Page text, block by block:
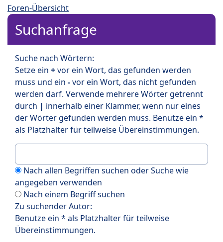
Foren-Übersicht
Suchanfrage
Suche nach Wörtern:
Setze ein +vor ein Wort, das gefunden werden
muss und ein -vor ein Wort, das nicht gefunden
werden darf. Verwende mehrere Wörter getrennt
durch | innerhalb einer Klammer, wenn nur eines
der Wörter gefunden werden muss. Benutze ein *
als Platzhalter für teilweise Übereinstimmungen.
Nach allen Begriffen suchen oder Suche wie
angegeben verwenden
Nach einem Begriff suchen
Zu suchender Autor:
Benutze ein * als Platzhalter für teilweise
Übereinstimmungen.